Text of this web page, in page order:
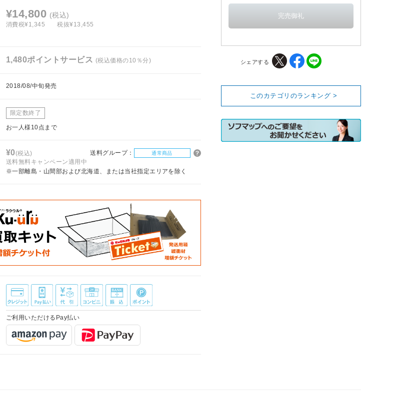
¥14,800 (税込)
消費税¥1,345 税抜¥13,455
1,480ポイントサービス (税込価格の10％分)
2018/08/中旬発売
限定数終了
お一人様10点まで
¥0(税込) 送料グループ： 通常商品
送料無料キャンペーン適用中
※一部離島・山間部および北海道、または当社指定エリアを除く
ご利用いただけるPay払い
シェアする
このカテゴリのランキング >